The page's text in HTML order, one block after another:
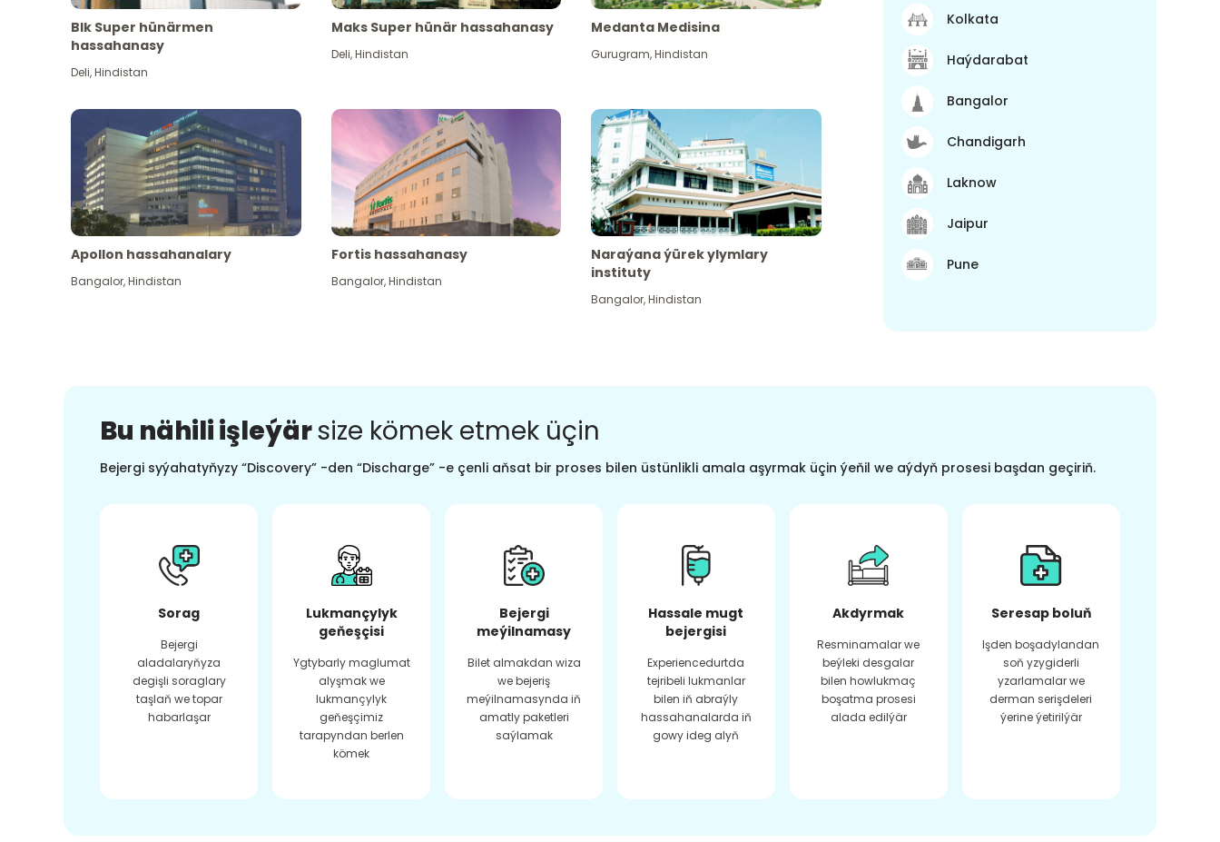
Blk Super hünärmen
hassahanasy
Deli,Hindistan
Maks Super hünär hassahanasy
Deli,Hindistan
Medanta Medisina
Gurugram,Hindistan
Apollon hassahanalary
Bangalor,Hindistan
Fortis hassahanasy
Bangalor,Hindistan
Naraýana ýürek ylymlary
instituty
Bangalor,Hindistan
Kolkata
Haýdarabat
Bangalor
Chandigarh
Laknow
Jaipur
Pune
Bu nähili işleýärsize kömek etmek üçin
Bejergi syýahatyňyzy “Discovery” -den “Discharge” -e çenli aňsat bir proses bilen üstünlikli amala aşyrmak üçin ýeňil we aýdyň prosesi başdan geçiriň.
Sorag
Bejergi
aladalaryňyza
degişli soraglary
taşlaň we topar
habarlaşar
Lukmançylyk
geňeşçisi
Ygtybarly maglumat
alyşmak we
lukmançylyk
geňeşçimiz
tarapyndan berlen
kömek
Bejergi
meýilnamasy
Bilet almakdan wiza
we bejeriş
meýilnamasynda iň
amatly paketleri
saýlamak
Hassale mugt
bejergisi
Experiencedurtda
tejribeli lukmanlar
bilen iň abraýly
hassahanalarda iň
gowy ideg alyň
Akdyrmak
Resminamalar we
beýleki desgalar
bilen howlukmaç
boşatma prosesi
alada edilýär
Seresap boluň
Işden boşadylandan
soň yzygiderli
yzarlamalar we
derman serişdeleri
ýerine ýetirilýär